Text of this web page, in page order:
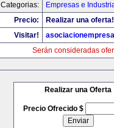
Categorias:
Empresas e
Precio:
Realizar una oferta!
Visitar!
Serán consideradas
Realizar una Oferta
Precio Ofrecido $